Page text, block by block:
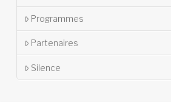
Programmes
Partenaires
Silence